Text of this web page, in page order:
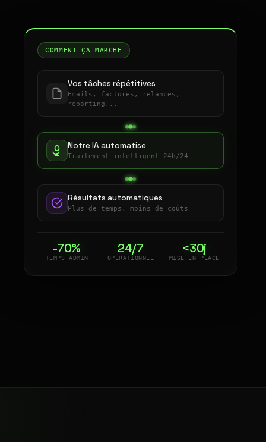
COMMENT ÇA MARCHE
Vos tâches répétitives
Emails, factures, relances,
reporting...
Notre IA automatise
Traitement intelligent 24h/24
Résultats automatiques
Plus de temps, moins de coûts
-70%
TEMPS ADMIN
24/7
OPÉRATIONNEL
<30j
MISE EN PLACE